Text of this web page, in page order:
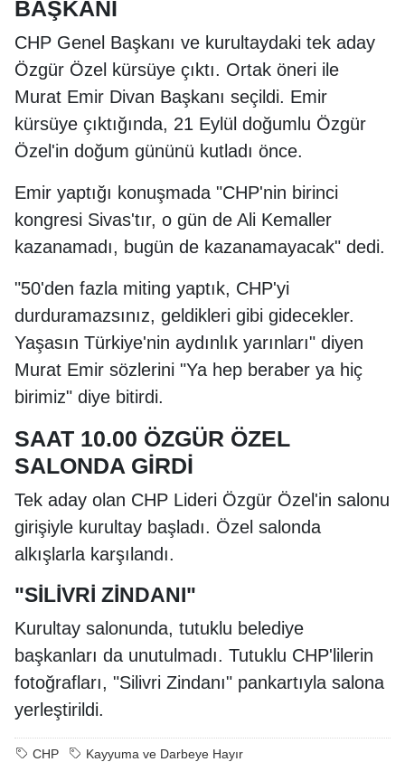
BAŞKANI
CHP Genel Başkanı ve kurultaydaki tek aday
Özgür Özel kürsüye çıktı. Ortak öneri ile
Murat Emir Divan Başkanı seçildi. Emir
kürsüye çıktığında, 21 Eylül doğumlu Özgür
Özel'in doğum gününü kutladı önce.
Emir yaptığı konuşmada "CHP'nin birinci
kongresi Sivas'tır, o gün de Ali Kemaller
kazanamadı, bugün de kazanamayacak" dedi.
"50'den fazla miting yaptık, CHP'yi
durduramazsınız, geldikleri gibi gidecekler.
Yaşasın Türkiye'nin aydınlık yarınları" diyen
Murat Emir sözlerini "Ya hep beraber ya hiç
birimiz" diye bitirdi.
SAAT 10.00 ÖZGÜR ÖZEL
SALONDA GİRDİ
Tek aday olan CHP Lideri Özgür Özel'in salonu
girişiyle kurultay başladı. Özel salonda
alkışlarla karşılandı.
"SİLİVRİ ZİNDANI"
Kurultay salonunda, tutuklu belediye
başkanları da unutulmadı. Tutuklu CHP'lilerin
fotoğrafları, "Silivri Zindanı" pankartıyla salona
yerleştirildi.
CHP
Kayyuma ve Darbeye Hayır